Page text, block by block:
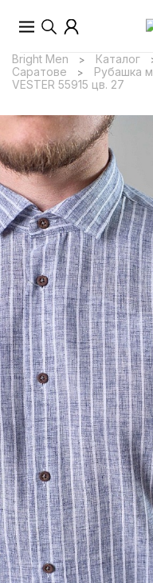
Bright Men > Каталог
Саратове
>
Рубашка
VESTER 55915 цв. 27